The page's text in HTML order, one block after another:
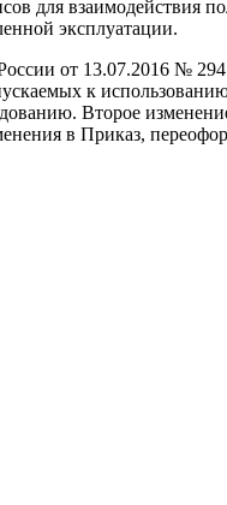
для взаимодействия
эксплуатации.
от 13.07.2016 №
к
Второе
в Приказ,